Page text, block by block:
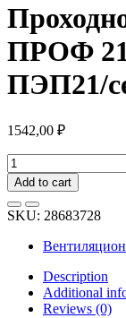
ПРОФ 21
ПЭП21/
1542,00 ₽
Проходной
элемент
Gervent
ПРОФ
21
серебряный
ПЭП21/
сереб
quantity
Add to cart
SKU: 28683728
Description
Additional
Reviews (0)